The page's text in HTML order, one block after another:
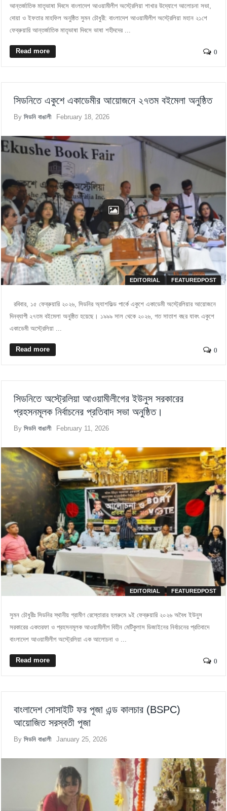
আন্তর্জাতিক মাতৃভাষা দিবসে বাংলাদেশ আওয়ামীলীগ অস্ট্রেলিয়া শাখার উদ্যোগে আলোচনা সভা,
দোয়া ও ইফতার মাহফিল অনুষ্ঠিত সুমন চৌধুরী: বাংলাদেশ আওয়ামীলীগ অস্ট্রেলিয়া মহান ২১শে
ফেব্রুয়ারি আন্তর্জাতিক মাতৃভাষা দিবসে ভাষা শহীদদের ...
Read more 0
সিডনিতে একুশে একাডেমীর আয়োজনে ২৭তম বইমেলা অনুষ্ঠিত
Byসিডনি বাঙালী February 18, 2026
EDITORIAL FEATUREDPOST
রবিবার, ১৫ ফেব্রুয়ারি ২০২৬, সিডনির অ্যাশফিল্ড পার্কে একুশে একাডেমী অস্ট্রেলিয়ার আয়োজনে
দিনব্যাপী ২৭তম বইমেলা অনুষ্ঠিত হয়েছে। ১৯৯৯ সাল থেকে ২০২৬, গত সাতাশ বছর যাবৎ একুশে
একাডেমী অস্ট্রেলিয়া ...
Read more 0
সিডনিতে অস্ট্রেলিয়া আওয়ামীলীগের ইউনুস সরকারের
প্রহসনমূলক নির্বাচনের প্রতিবাদ সভা অনুষ্ঠিত।
Byসিডনি বাঙালী February 11, 2026
EDITORIAL FEATUREDPOST
সুমন চৌধুরীঃ সিডনির স্থানীয় গ্রামীণ রেস্তোরার হলরুমে ৯ই ফেব্রুয়ারি ২০২৬ অবৈধ ইউনুস
সরকারের একতরফা ও প্রহসনমূলক আওয়ামীলীগ বিহীন মেটিকুলাস ডিজাইনের নির্বাচনের প্রতিবাদে
বাংলাদেশ আওয়ামীলীগ অস্ট্রেলিয়া এক আলোচনা ও ...
Read more 0
বাংলাদেশ সোসাইটি ফর পূজা এন্ড কালচার (BSPC)
আয়োজিত সরস্বতী পূজা
Byসিডনি বাঙালী January 25, 2026